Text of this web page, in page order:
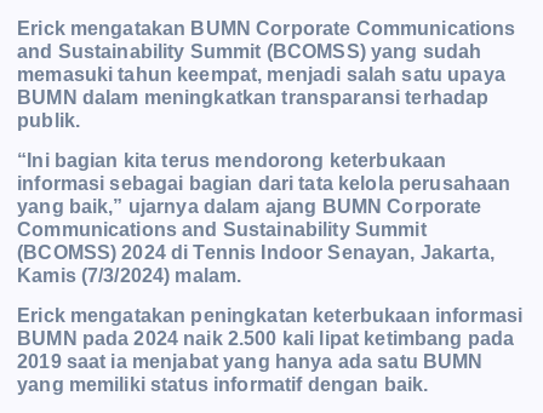
Erick mengatakan BUMN Corporate Communications
and Sustainability Summit (BCOMSS) yang sudah
memasuki tahun keempat, menjadi salah satu upaya
BUMN dalam meningkatkan transparansi terhadap
publik.
“Ini bagian kita terus mendorong keterbukaan
informasi sebagai bagian dari tata kelola perusahaan
yang baik,” ujarnya dalam ajang BUMN Corporate
Communications and Sustainability Summit
(BCOMSS) 2024 di Tennis Indoor Senayan, Jakarta,
Kamis (7/3/2024) malam.
Erick mengatakan peningkatan keterbukaan informasi
BUMN pada 2024 naik 2.500 kali lipat ketimbang pada
2019 saat ia menjabat yang hanya ada satu BUMN
yang memiliki status informatif dengan baik.